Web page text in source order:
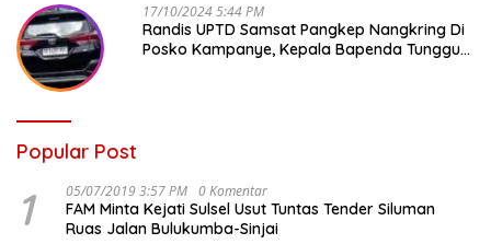
17/10/2024 5:44 PM
Randis UPTD Samsat Pangkep Nangkring Di
Posko Kampanye, Kepala Bapenda Tunggu
Popular Post
1 05/07/2019 3:57 PM 0 Komentar
FAM Minta Kejati Sulsel Usut Tuntas Tender Siluman
Ruas Jalan Bulukumba-Sinjai